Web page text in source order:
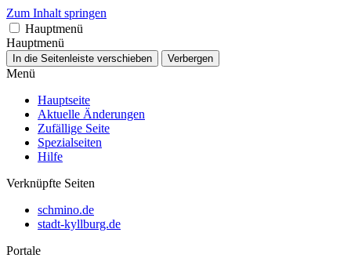
Zum Inhalt springen
Hauptmenü
Hauptmenü
In die Seitenleiste verschieben Verbergen
Menü
Hauptseite
Aktuelle Änderungen
Zufällige Seite
Spezialseiten
Hilfe
Verknüpfte Seiten
schmino.de
stadt-kyllburg.de
Portale